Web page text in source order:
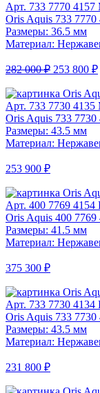
Арт. 733 7770 4157
Oris Aquis 733
Размеры: 36.5 мм
Материал:
282 000 ₽ 253 800 ₽
Арт. 733 7730 4135
Oris Aquis 733
Размеры: 43.5 мм
Материал:
253 900 ₽
Арт. 400 7769 4154
Oris Aquis 400 7769
Размеры: 41.5 мм
Материал:
375 300 ₽
Арт. 733 7730 4134
Oris Aquis 733
Размеры: 43.5 мм
Материал:
231 800 ₽